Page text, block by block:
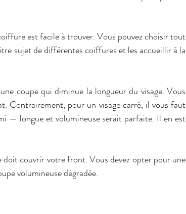
est facile à trouver. Vous pouvez choisir tout
sujet de différentes coiffures et les accueillir à la
coupe qui diminue la longueur du visage. Vous
Contrairement, pour un visage carré, il vous faut
— longue et volumineuse serait parfaite. Il en est
couvrir votre front. Vous devez opter pour une
volumineuse dégradée.